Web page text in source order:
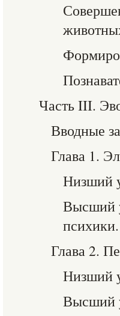
Часть III.
Вводные
Глава 1.
Низший
Высший
психики.
Глава 2.
Низший
Высший